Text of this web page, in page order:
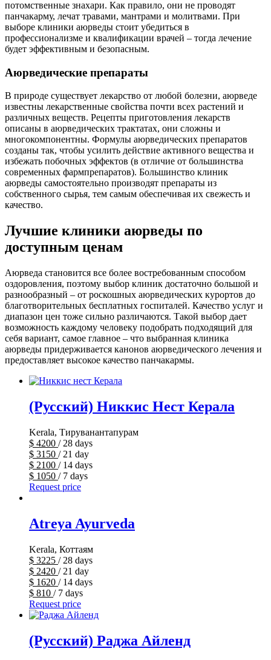
потомственные знахари. Как правило, они не проводят
панчакарму, лечат травами, мантрами и молитвами. При
выборе клиники аюрведы стоит убедиться в
профессионализме и квалификации врачей – тогда лечение
будет эффективным и безопасным.
Аюрведические препараты
В природе существует лекарство от любой болезни, аюрведе
известны лекарственные свойства почти всех растений и
различных веществ. Рецепты приготовления лекарств
описаны в аюрведических трактатах, они сложны и
многокомпонентны. Формулы аюрведических препаратов
созданы так, чтобы усилить действие активного вещества и
избежать побочных эффектов (в отличие от большинства
современных фармпрепаратов). Большинство клиник
аюрведы самостоятельно производят препараты из
собственного сырья, тем самым обеспечивая их свежесть и
качество.
Лучшие клиники аюрведы по
доступным ценам
Аюрведа становится все более востребованным способом
оздоровления, поэтому выбор клиник достаточно большой и
разнообразный – от роскошных аюрведических курортов до
благотворительных бесплатных госпиталей. Качество услуг и
диапазон цен тоже сильно различаются. Такой выбор дает
возможность каждому человеку подобрать подходящий для
себя вариант, самое главное – что выбранная клиника
аюрведы придерживается канонов аюрведического лечения и
предоставляет высокое качество панчакармы.
(Русский) Никкис Нест Керала
Kerala, Тируванантапурам
$ 4200 / 28 days
$ 3150 / 21 day
$ 2100 / 14 days
$ 1050 / 7 days
Request price
Atreya Ayurveda
Kerala, Коттаям
$ 3225 / 28 days
$ 2420 / 21 day
$ 1620 / 14 days
$ 810 / 7 days
Request price
(Русский) Раджа Айленд